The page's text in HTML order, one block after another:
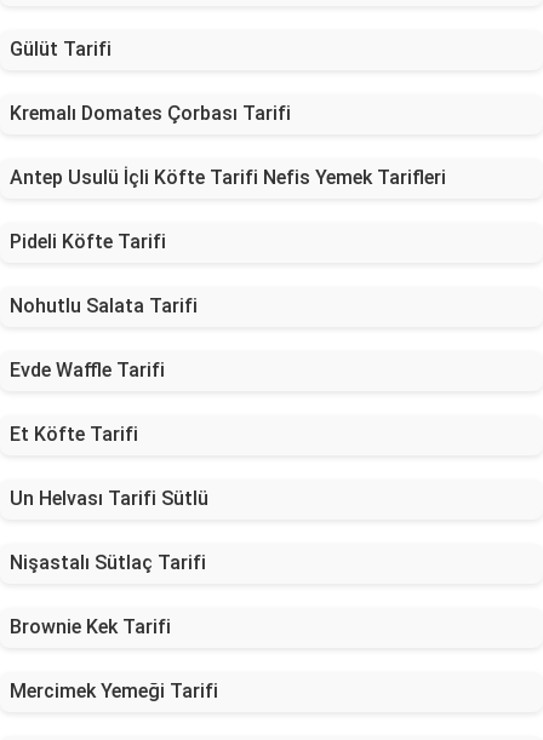
Gülüt Tarifi
Kremalı Domates Çorbası Tarifi
Antep Usulü İçli Köfte Tarifi Nefis Yemek Tarifleri
Pideli Köfte Tarifi
Nohutlu Salata Tarifi
Evde Waffle Tarifi
Et Köfte Tarifi
Un Helvası Tarifi Sütlü
Nişastalı Sütlaç Tarifi
Brownie Kek Tarifi
Mercimek Yemeği Tarifi